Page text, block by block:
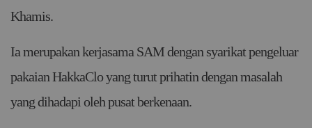
Khamis.
Ia merupakan kerjasama SAM dengan syarikat pengeluar
pakaian HakkaClo yang turut prihatin dengan masalah
yang dihadapi oleh pusat berkenaan.